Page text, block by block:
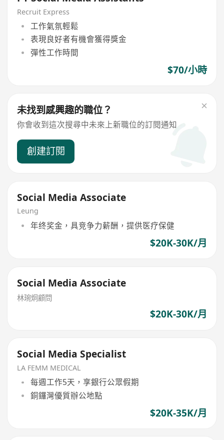
Recruit Express
工作氣氛輕鬆
表現良好者有機會獲得獎金
彈性工作時間
$70/小時
未找到感興趣的職位？
你會收到這次搜尋中未來上新職位的訂閱通知
創建訂閱
Social Media Associate
Leung
年终奖金，具竞争力薪酬，提供医疗保健
$20K-30K/月
Social Media Associate
林琬烔顧問
$20K-30K/月
Social Media Specialist
LA FEMM MEDICAL
每週工作5天，享銀行公眾假期
銅鑼灣優質辦公地點
$20K-35K/月